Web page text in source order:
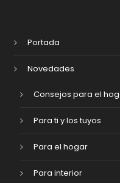
Portada
Novedades
Consejos para el
Para ti y los tuyos
Para el hogar
Para interior